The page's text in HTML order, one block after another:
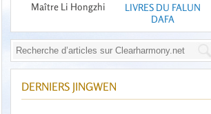
Maître Li Hongzhi
LIVRES DU FALUN
DAFA
DERNIERS JINGWEN